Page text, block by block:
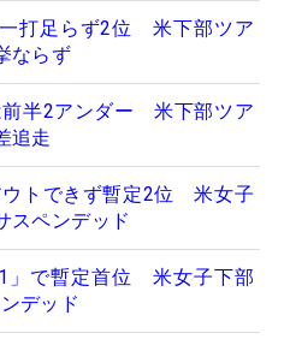
打足らず2位 米下部ツア
ならず
前半2アンダー 米下部ツア
追走
ウトできず暫定2位 米女子
スペンデッド
」で暫定首位 米女子下部
デッド